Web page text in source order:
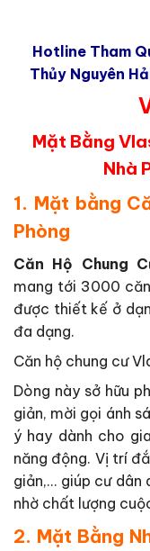
Hotline Tham
Thủy Nguyên
Mặt Bằng
Nhà
1. Mặt bằng
Phòng
Căn Hộ Chung
mang tới 3000
được thiết kế ở
đa dạng.
Căn hộ chung cư
Dòng này sở hữu
giản, mời gọi ánh
ý hay dành cho
năng động. Vị trí
giản,… giúp cư dân
nhờ chất lượng
2. Mặt Bằng